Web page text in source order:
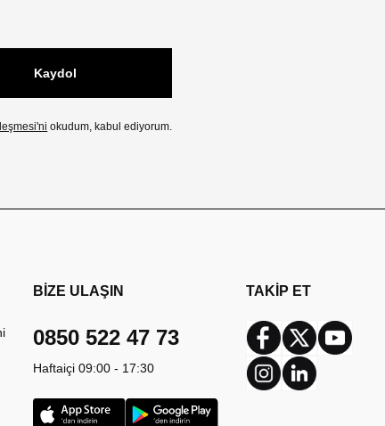
Kaydol
okudum, kabul ediyorum.
BİZE ULAŞIN
0850 522 47 73
Haftaiçi 09:00 - 17:30
TAKİP ET
Facebook
Twitter
InstagramLinkedin